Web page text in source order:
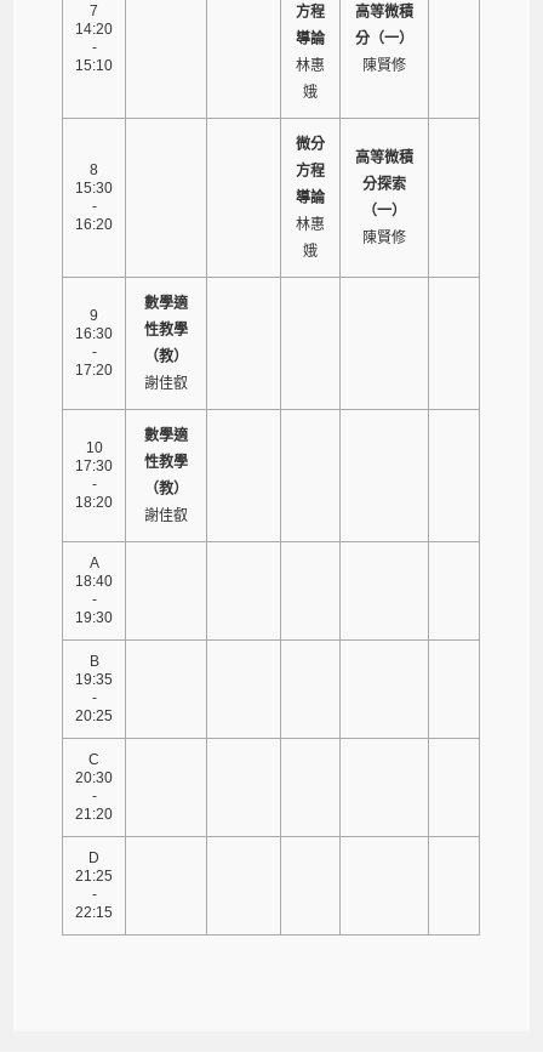
7
14:20
-
15:10
方程
導論
林惠
娥
高等微積
分（一）
陳賢修
8
15:30
-
16:20
微分
方程
導論
林惠
娥
高等微積
分探索
（一）
陳賢修
9
16:30
-
17:20
數學適
性教學
（教）
謝佳叡
10
17:30
-
18:20
數學適
性教學
（教）
謝佳叡
A
18:40
-
19:30
B
19:35
-
20:25
C
20:30
-
21:20
D
21:25
-
22:15